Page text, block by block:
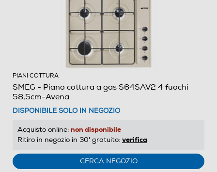
PIANI COTTURA
SMEG - Piano cottura a gas S64SAV2 4 fuochi
58,5cm-Avena
DISPONIBILE SOLO IN NEGOZIO
Acquisto online: non disponibile
Ritiro in negozio in 30' gratuito: verifica
CERCA NEGOZIO